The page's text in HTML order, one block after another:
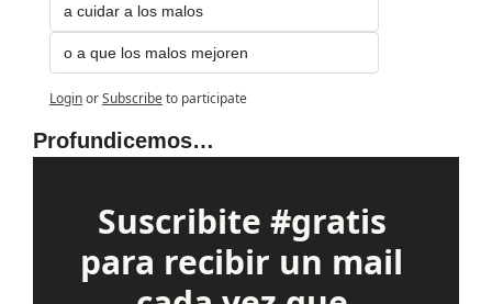
a cuidar a los malos
o a que los malos mejoren
LoginorSubscribeto participate
Profundicemos…
Suscribite #gratis
para recibir un mail